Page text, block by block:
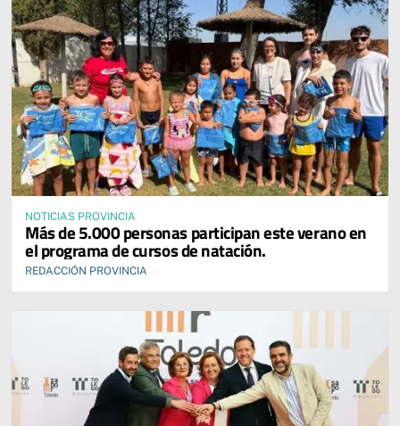
NOTICIAS PROVINCIA
Más de 5.000 personas participan este verano en
el programa de cursos de natación.
REDACCIÓN PROVINCIA